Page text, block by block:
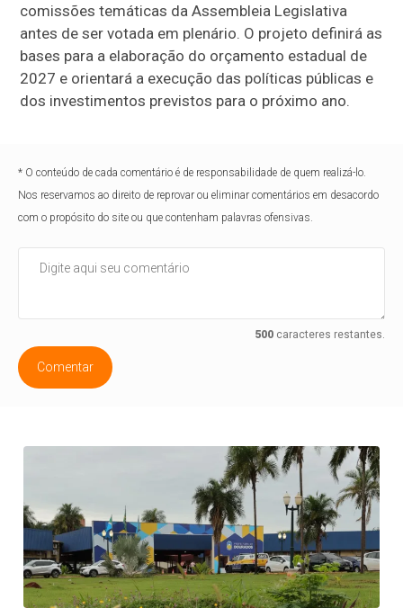
comissões temáticas da Assembleia Legislativa
antes de ser votada em plenário. O projeto definirá as
bases para a elaboração do orçamento estadual de
2027 e orientará a execução das políticas públicas e
dos investimentos previstos para o próximo ano.
* O conteúdo de cada comentário é de responsabilidade de quem realizá-lo.
Nos reservamos ao direito de reprovar ou eliminar comentários em desacordo
com o propósito do site ou que contenham palavras ofensivas.
500caracteres restantes.
Comentar